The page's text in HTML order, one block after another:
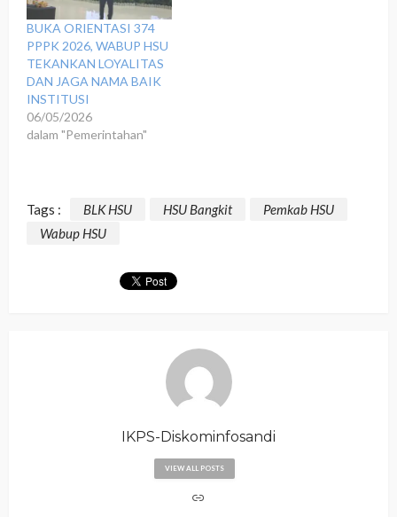
BUKA ORIENTASI 374
PPPK 2026, WABUP HSU
TEKANKAN LOYALITAS
DAN JAGA NAMA BAIK
INSTITUSI
06/05/2026
dalam "Pemerintahan"
Tags : BLK HSU HSU Bangkit
Pemkab HSU
Wabup HSU
IKPS-Diskominfosandi
VIEW ALL POSTS